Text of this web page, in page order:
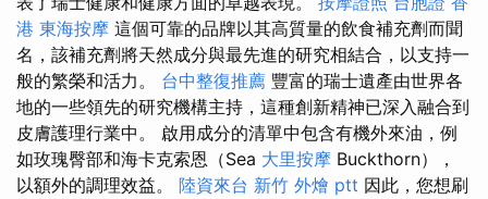
港 東海按摩 這個可靠的品牌以其高質量的飲食補充劑而聞
名，該補充劑將天然成分與最先進的研究相結合，以支持一
般的繁榮和活力。 台中整復推薦 豐富的瑞士遺產由世界各
地的一些領先的研究機構主持，這種創新精神已深入融合到
皮膚護理行業中。 啟用成分的清單中包含有機外來油，例
如玫瑰臀部和海卡克索恩（Sea 大里按摩 Buckthorn），
以額外的調理效益。 陸資來台 新竹 外燴 ptt 因此，您想刷